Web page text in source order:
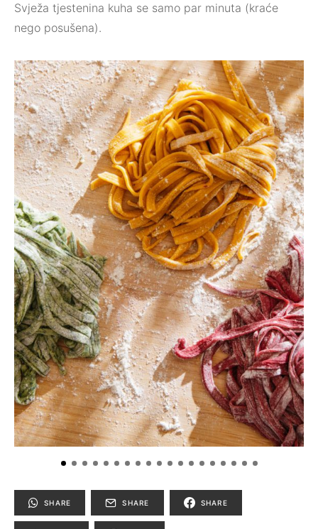
Svježa tjestenina kuha se samo par minuta (kraće
nego posušena).
SHARE SHARE SHARE